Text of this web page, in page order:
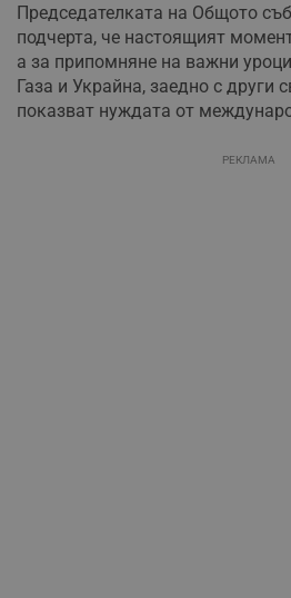
Председателката на Общото
подчерта, че настоящият
а за припомняне на важни
Газа и Украйна, заедно с други
показват нуждата от
РЕКЛАМА